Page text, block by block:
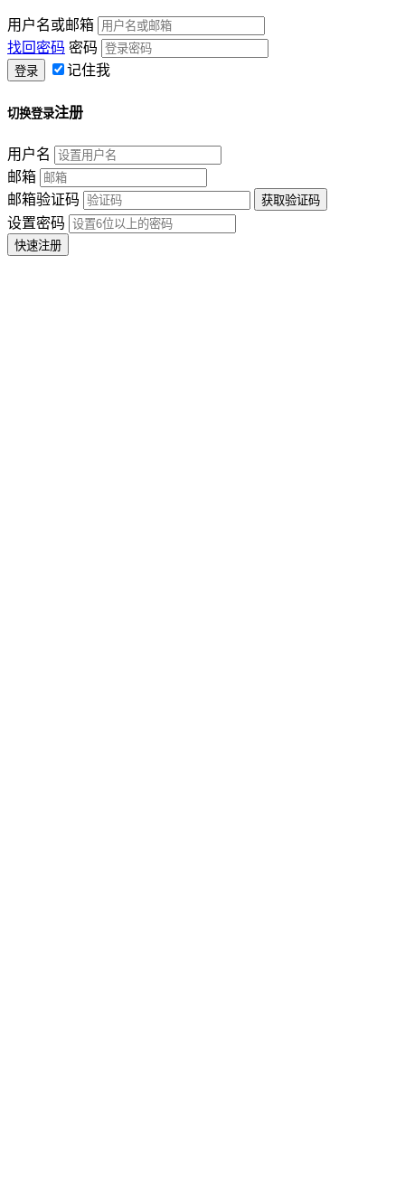
用户名或邮箱
找回密码 密码
记住我
切换登录注册
用户名
邮箱
邮箱验证码
设置密码